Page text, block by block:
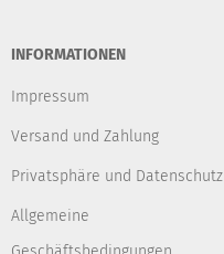
INFORMATIONEN
Impressum
Versand und Zahlung
Privatsphäre und Datenschutz
Allgemeine